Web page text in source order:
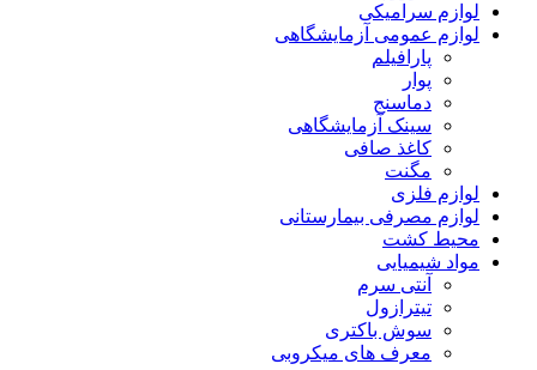
لوازم سرامیکی
لوازم عمومی آزمایشگاهی
پارافیلم
پوار
دماسنج
سینک آزمایشگاهی
کاغذ صافی
مگنت
لوازم فلزی
لوازم مصرفی بیمارستانی
محیط کشت
مواد شیمیایی
آنتی سرم
تیترازول
سوش باکتری
معرف های میکروبی